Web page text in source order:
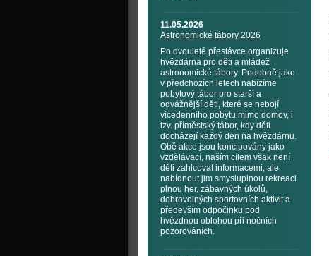
11.05.2026
Astronomické tábory 2026
Po dvouleté přestávce organizuje
hvězdárna pro děti a mládež
astronomické tábory. Podobně jako
v předchozích letech nabízíme
pobytový tábor pro starší a
odvážnější děti, které se nebojí
vícedenního pobytu mimo domov, i
tzv. příměstský tábor, kdy děti
docházejí každý den na hvězdárnu.
Obě akce jsou koncipovány jako
vzdělávací, naším cílem však není
děti zahlcovat informacemi, ale
nabídnout jim smysluplnou rekreaci
plnou her, zábavných úkolů,
dobrovolných sportovních aktivit a
především odpočinku pod
hvězdnou oblohou při nočních
pozorováních.